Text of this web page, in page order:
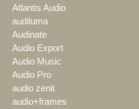
Atlantis Audio
audiluma
Audinate
Audio Export
Audio Music
Audio Pro
audio zenit
audio+frames